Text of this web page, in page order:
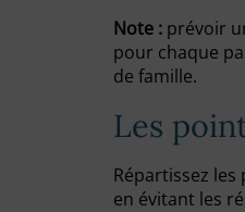
Note : prévoir
pour chaque
de famille.
Les
Répartissez
en évitant les